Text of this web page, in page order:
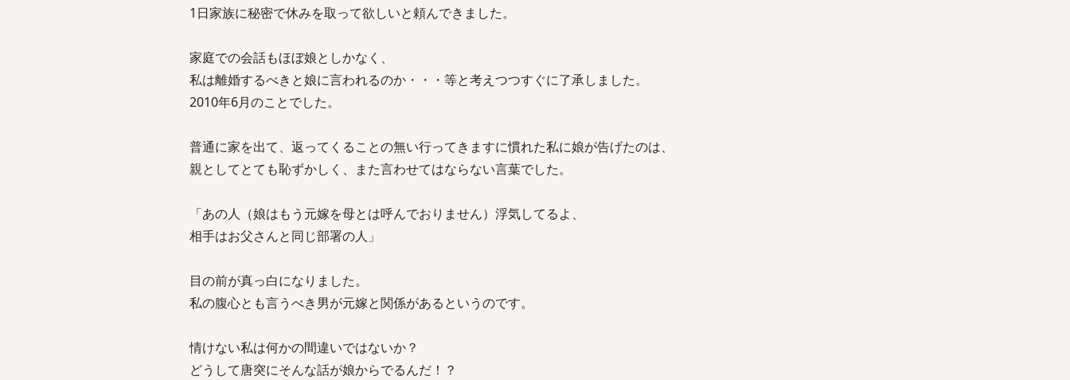
1日家族に秘密で休みを取って欲しいと頼んできました。
家庭での会話もほぼ娘としかなく、
私は離婚するべきと娘に言われるのか・・・等と考えつつすぐに了承しました。
2010年6月のことでした。
普通に家を出て、返ってくることの無い行ってきますに慣れた私に娘が告げたのは、
親としてとても恥ずかしく、また言わせてはならない言葉でした。
「あの人（娘はもう元嫁を母とは呼んでおりません）浮気してるよ、
相手はお父さんと同じ部署の人」
目の前が真っ白になりました。
私の腹心とも言うべき男が元嫁と関係があるというのです。
情けない私は何かの間違いではないか？
どうして唐突にそんな話が娘からでるんだ！？